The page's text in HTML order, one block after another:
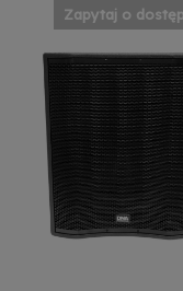
Zapytaj o